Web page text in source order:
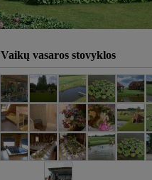
Vaikų vasaros stovyklos